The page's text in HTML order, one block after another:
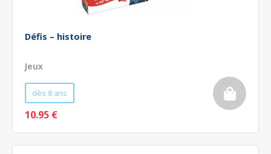
Défis – histoire
Jeux
dès 8 ans
10.95 €